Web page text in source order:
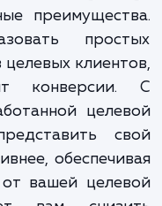
или
и т.д.
Landing
в целевых